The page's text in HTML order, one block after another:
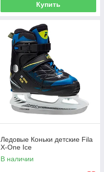
Купить
Ледовые Коньки детские Fila
X-One Ice
В наличии